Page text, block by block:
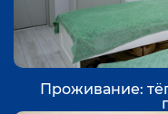
Проживание: